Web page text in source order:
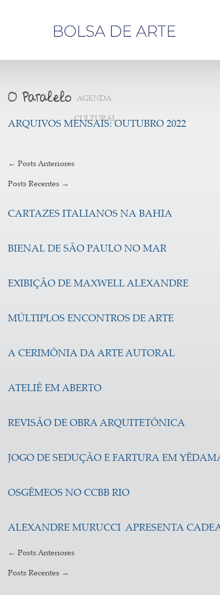
AGENDA
CULTURAL
ARQUIVOS MENSAIS: OUTUBRO 2022
← Posts Anteriores
Posts Recentes →
CARTAZES ITALIANOS NA BAHIA
BIENAL DE SÃO PAULO NO MAR
EXIBIÇÃO DE MAXWELL ALEXANDRE
MÚLTIPLOS ENCONTROS DE ARTE
A CERIMÔNIA DA ARTE AUTORAL
ATELIÊ EM ABERTO
REVISÃO DE OBRA ARQUITETÔNICA
JOGO DE SEDUÇÃO E FARTURA EM
OSGÊMEOS NO CCBB RIO
ALEXANDRE MURUCCI APRESENTA
← Posts Anteriores
Posts Recentes →